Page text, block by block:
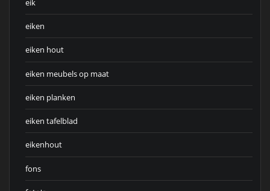
eik
eiken
eiken hout
eiken meubels op maat
eiken planken
eiken tafelblad
eikenhout
fons